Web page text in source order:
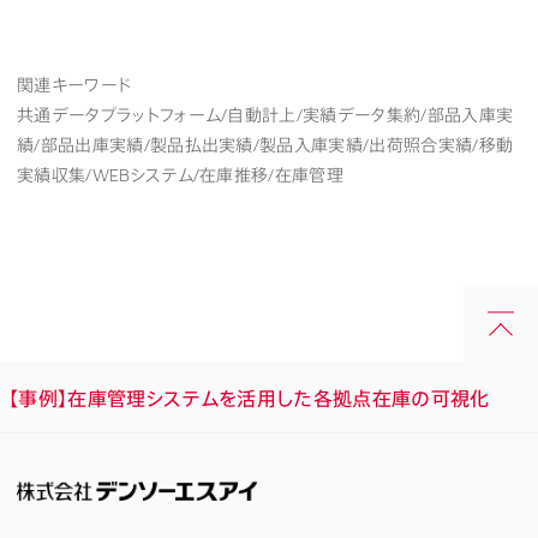
関連キーワード
共通データプラットフォーム/自動計上/実績データ集約/部品入庫実
績/部品出庫実績/製品払出実績/製品入庫実績/出荷照合実績/移動
実績収集/WEBシステム/在庫推移/在庫管理
【事例】在庫管理システムを活用した各拠点在庫の可視化